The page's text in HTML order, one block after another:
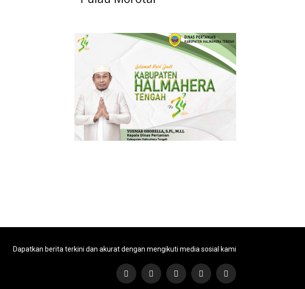
Dapatkan berita terkini dan akurat dengan mengikuti media sosial kami